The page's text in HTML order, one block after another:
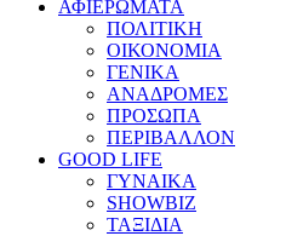
ΑΦΙΕΡΩΜΑΤΑ
ΠΟΛΙΤΙΚΗ
ΟΙΚΟΝΟΜΙΑ
ΓΕΝΙΚΑ
ΑΝΑΔΡΟΜΕΣ
ΠΡΟΣΩΠΑ
ΠΕΡΙΒΑΛΛΟΝ
GOOD LIFE
ΓΥΝΑΙΚΑ
SHOWBIZ
ΤΑΞΙΔΙΑ